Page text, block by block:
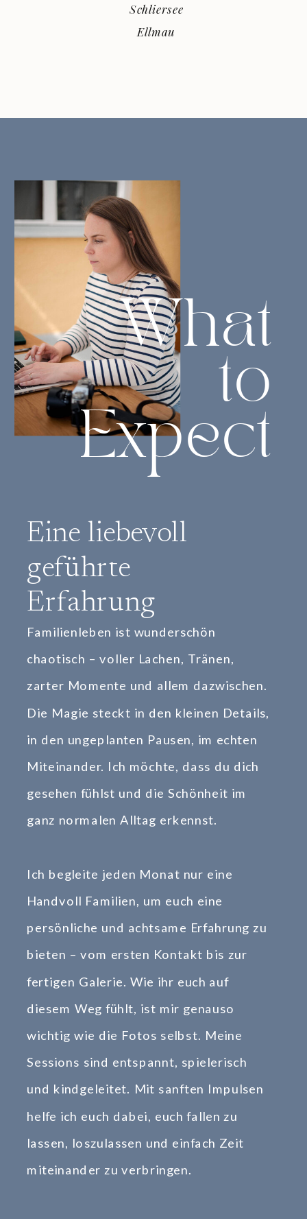
Schliersee
Ellmau
What
to
Expect
Familienleben ist wunderschön
chaotisch – voller Lachen, Tränen,
zarter Momente und allem dazwischen.
Die Magie steckt in den kleinen Details,
in den ungeplanten Pausen, im echten
Miteinander. Ich möchte, dass du dich
gesehen fühlst und die Schönheit im
ganz normalen Alltag erkennst.
Ich begleite jeden Monat nur eine
Handvoll Familien, um euch eine
persönliche und achtsame Erfahrung zu
bieten – vom ersten Kontakt bis zur
fertigen Galerie. Wie ihr euch auf
diesem Weg fühlt, ist mir genauso
wichtig wie die Fotos selbst. Meine
Sessions sind entspannt, spielerisch
und kindgeleitet. Mit sanften Impulsen
helfe ich euch dabei, euch fallen zu
lassen, loszulassen und einfach Zeit
miteinander zu verbringen.
Eine liebevoll
geführte
Erfahrung